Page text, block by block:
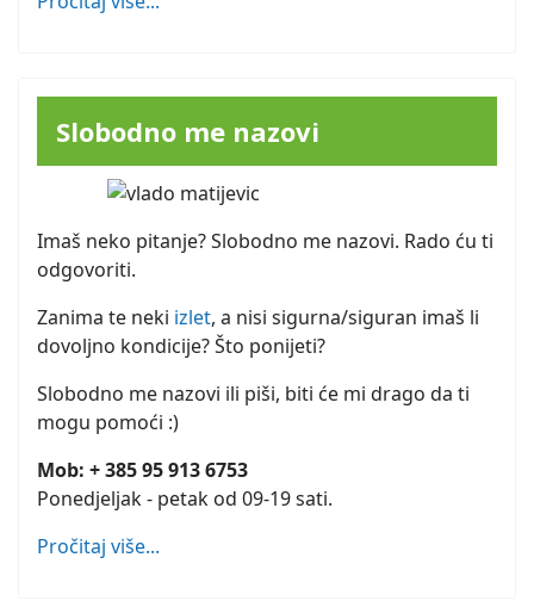
Slobodno me nazovi
Imaš neko pitanje? Slobodno me nazovi. Rado ću ti
odgovoriti.
Zanima te neki izlet, a nisi sigurna/siguran imaš li
dovoljno kondicije? Što ponijeti?
Slobodno me nazovi ili piši, biti će mi drago da ti
mogu pomoći :)
Mob: + 385 95 913 6753
Ponedjeljak - petak od 09-19 sati.
Pročitaj više...